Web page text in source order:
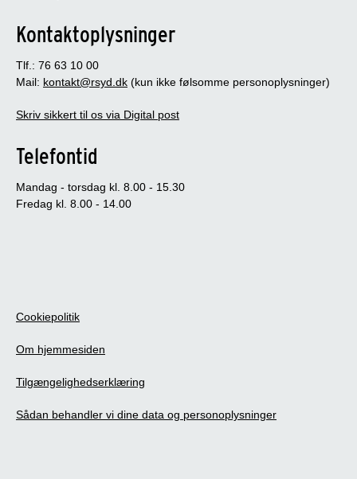
Kontaktoplysninger
Tlf.: 76 63 10 00
Mail: kontakt@rsyd.dk (kun ikke følsomme personoplysninger)
Skriv sikkert til os via Digital post
Telefontid
Mandag - torsdag kl. 8.00 - 15.30
Fredag kl. 8.00 - 14.00
Cookiepolitik
Om hjemmesiden
Tilgængelighedserklæring
Sådan behandler vi dine data og personoplysninger